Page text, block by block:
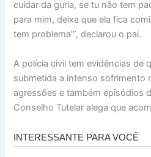
cuidar da guria, se tu não tem
para mim, deixa que ela fica
tem problema’”, declarou o pai.
A polícia civil tem evidências de
submetida a intenso sofrimento
agressões e também episódios
Conselho Tutelar alega que